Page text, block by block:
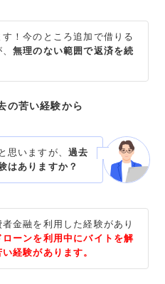
！今のところ追加で借りる
無理のない範囲で返済を続
の苦い経験から
思いますが、 過去
はありますか？
金融を利用した経験があり
ローンを利用中にバイトを解
経験があります。